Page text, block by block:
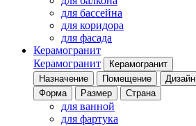
для бассейна
для коридора
для фасада
Керамогранит
Керамогранит
Керамогранит
Назначение
Помещение Дизайн
Форма
Размер Страна
для ванной
для фартука